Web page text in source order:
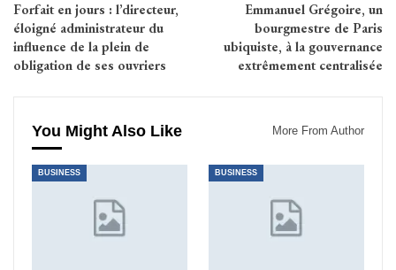
Forfait en jours : l’directeur,
éloigné administrateur du
influence de la plein de
obligation de ses ouvriers
Emmanuel Grégoire, un
bourgmestre de Paris
ubiquiste, à la gouvernance
extrêmement centralisée
You Might Also Like More From Author
BUSINESS BUSINESS